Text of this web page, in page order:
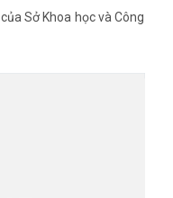
Sở Khoa học và Công